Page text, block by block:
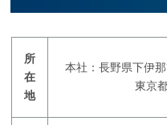
所
在
地
本社：長野県下伊
東京